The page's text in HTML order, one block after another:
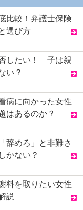
比較！弁護士保険
選び方
したい！ 子は親
い？
病に向かった女性
はあるのか？
辞めろ」と非難さ
かない？
料を取りたい女性
説